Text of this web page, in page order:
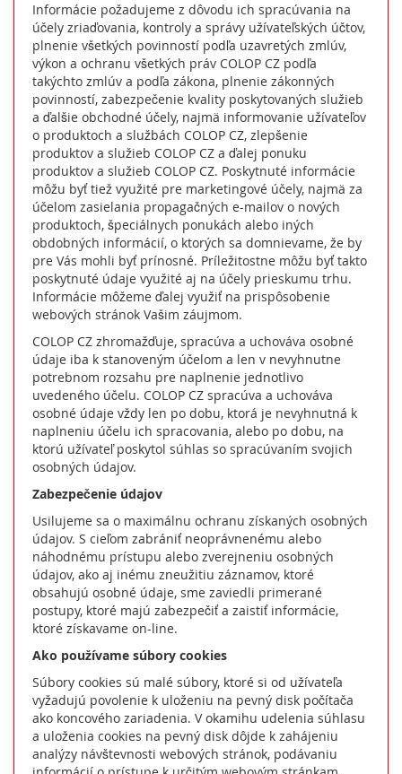
Informácie požadujeme z dôvodu ich spracúvania na
účely zriaďovania, kontroly a správy užívateľských účtov,
plnenie všetkých povinností podľa uzavretých zmlúv,
výkon a ochranu všetkých práv COLOP CZ podľa
takýchto zmlúv a podľa zákona, plnenie zákonných
povinností, zabezpečenie kvality poskytovaných služieb
a ďalšie obchodné účely, najmä informovanie užívateľov
o produktoch a službách COLOP CZ, zlepšenie
produktov a služieb COLOP CZ a ďalej ponuku
produktov a služieb COLOP CZ. Poskytnuté informácie
môžu byť tiež využité pre marketingové účely, najmä za
účelom zasielania propagačných e-mailov o nových
produktoch, špeciálnych ponukách alebo iných
obdobných informácií, o ktorých sa domnievame, že by
pre Vás mohli byť prínosné. Príležitostne môžu byť takto
poskytnuté údaje využité aj na účely prieskumu trhu.
Informácie môžeme ďalej využiť na prispôsobenie
webových stránok Vašim záujmom.
COLOP CZ zhromažďuje, spracúva a uchováva osobné
údaje iba k stanoveným účelom a len v nevyhnutne
potrebnom rozsahu pre naplnenie jednotlivo
uvedeného účelu. COLOP CZ spracúva a uchováva
osobné údaje vždy len po dobu, ktorá je nevyhnutná k
naplneniu účelu ich spracovania, alebo po dobu, na
ktorú užívateľ poskytol súhlas so spracúvaním svojich
osobných údajov.
Zabezpečenie údajov
Usilujeme sa o maximálnu ochranu získaných osobných
údajov. S cieľom zabrániť neoprávnenému alebo
náhodnému prístupu alebo zverejneniu osobných
údajov, ako aj inému zneužitiu záznamov, ktoré
obsahujú osobné údaje, sme zaviedli primerané
postupy, ktoré majú zabezpečiť a zaistiť informácie,
ktoré získavame on-line.
Ako používame súbory cookies
Súbory cookies sú malé súbory, ktoré si od užívateľa
vyžadujú povolenie k uloženiu na pevný disk počítača
ako koncového zariadenia. V okamihu udelenia súhlasu
a uloženia cookies na pevný disk dôjde k zahájeniu
analýzy návštevnosti webových stránok, podávaniu